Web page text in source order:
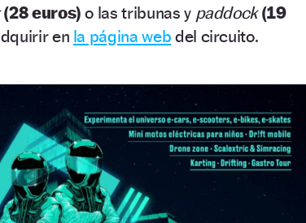
(28 euros) o las tribunas y paddock(19
en la página web del circuito.